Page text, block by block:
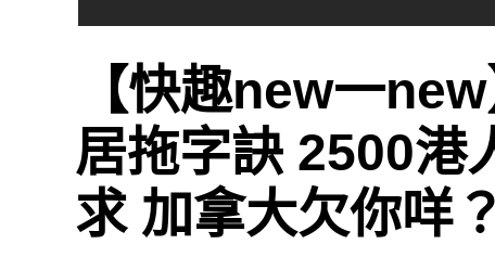
【快趣new一
居拖字訣 2500港
求 加拿大欠你咩？